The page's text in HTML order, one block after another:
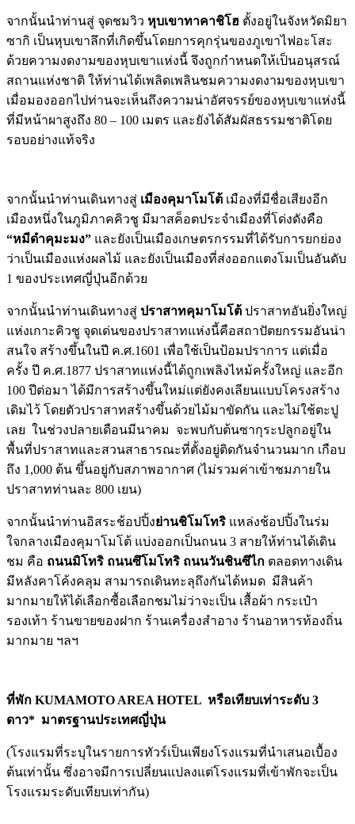
จากนั้นนำท่านสู่ จุดชมวิว หุบเขาทาคาชิโฮ ตั้งอยู่ในจังหวัดมิยา
ซากิ เป็นหุบเขาลึกที่เกิดขึ้นโดยการคุกรุ่นของภูเขาไฟอะโสะ
ด้วยความงดงามของหุบเขาแห่งนี้ จึงถูกกำหนดให้เป็นอนุสรณ์
สถานแห่งชาติ ให้ท่านได้เพลิดเพลินชมความงดงามของหุบเขา
เมื่อมองออกไปท่านจะเห็นถึงความน่าอัศจรรย์ของหุบเขาแห่งนี้
ที่มีหน้าผาสูงถึง 80 – 100 เมตร และยังได้สัมผัสธรรมชาติโดย
รอบอย่างแท้จริง
จากนั้นนำท่านเดินทางสู่ เมืองคุมาโมโต้ เมืองที่มีชื่อเสียงอีก
เมืองหนึ่งในภูมิภาคคิวชู มีมาสค็อตประจำเมืองที่โด่งดังคือ
“หมีดำคุมะมง” และยังเป็นเมืองเกษตรกรรมที่ได้รับการยกย่อง
ว่าเป็นเมืองแห่งผลไม้ และยังเป็นเมืองที่ส่งออกแตงโมเป็นอันดับ
1 ของประเทศญี่ปุ่นอีกด้วย
จากนั้นนำท่านเดินทางสู่ ปราสาทคุมาโมโต้ ปราสาทอันยิ่งใหญ่
แห่งเกาะคิวชู จุดเด่นของปราสาทแห่งนี้คือสถาปัตยกรรมอันน่า
สนใจ สร้างขึ้นในปี ค.ศ.1601 เพื่อใช้เป็นป้อมปราการ แต่เมื่อ
ครั้ง ปี ค.ศ.1877 ปราสาทแห่งนี้ได้ถูกเพลิงไหม้ครั้งใหญ่ และอีก
100 ปีต่อมา ได้มีการสร้างขึ้นใหม่แต่ยังคงเลียนแบบโครงสร้าง
เดิมไว้ โดยตัวปราสาทสร้างขึ้นด้วยไม้มาขัดกัน และไม่ใช้ตะปู
เลย ในช่วงปลายเดือนมีนาคม จะพบกับต้นซากุระปลูกอยู่ใน
พื้นที่ปราสาทและสวนสาธารณะที่ตั้งอยู่ติดกันจำนวนมาก เกือบ
ถึง 1,000 ต้น ขึ้นอยู่กับสภาพอากาศ (ไม่รวมค่าเข้าชมภายใน
ปราสาทท่านละ 800 เยน)
จากนั้นนำท่านอิสระช้อปปิ้งย่านชิโมโทริ แหล่งช้อปปิ้งในร่ม
ใจกลางเมืองคุมาโมโต้ แบ่งออกเป็นถนน 3 สายให้ท่านได้เดิน
ชม คือ ถนนมิโทริ ถนนซึโมโทริ ถนนวันชินซึไก ตลอดทางเดิน
มีหลังคาโค้งคลุม สามารถเดินทะลุถึงกันได้หมด มีสินค้า
มากมายให้ได้เลือกซื้อเลือกชมไม่ว่าจะเป็น เสื้อผ้า กระเป๋า
รองเท้า ร้านขายของฝาก ร้านเครื่องสำอาง ร้านอาหารท้องถิ่น
มากมาย ฯลฯ
ที่พัก KUMAMOTO AREA HOTEL หรือเทียบเท่าระดับ 3
ดาว* มาตรฐานประเทศญี่ปุ่น
(โรงแรมที่ระบุในรายการทัวร์เป็นเพียงโรงแรมที่นำเสนอเบื้อง
ต้นเท่านั้น ซึ่งอาจมีการเปลี่ยนแปลงแต่โรงแรมที่เข้าพักจะเป็น
โรงแรมระดับเทียบเท่ากัน)